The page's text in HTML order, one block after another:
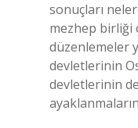
sonuçları
mezhep birliği
düzenlemeler
devletlerinin
devletlerinin